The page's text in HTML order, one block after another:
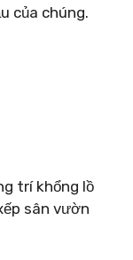
của chúng.
trí khổng lồ
sân vườn